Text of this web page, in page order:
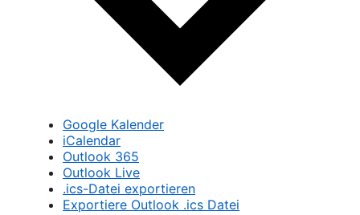
Google Kalender
iCalendar
Outlook 365
Outlook Live
.ics-Datei exportieren
Exportiere Outlook .ics Datei